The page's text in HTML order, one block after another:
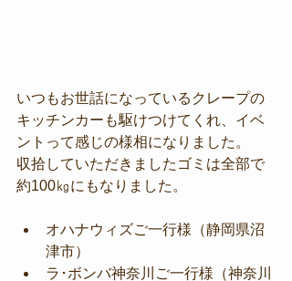
いつもお世話になっているクレープの
キッチンカーも駆けつけてくれ、イベ
ントって感じの様相になりました。
収拾していただきましたゴミは全部で
約100㎏にもなりました。
オハナウィズご一行様（静岡県沼
津市）
ラ･ボンバ神奈川ご一行様（神奈川